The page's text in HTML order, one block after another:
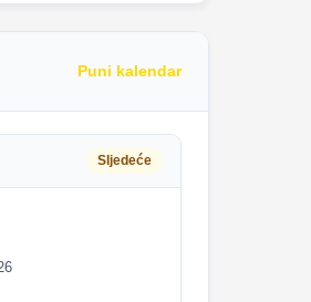
Puni kalendar
Sljedeće